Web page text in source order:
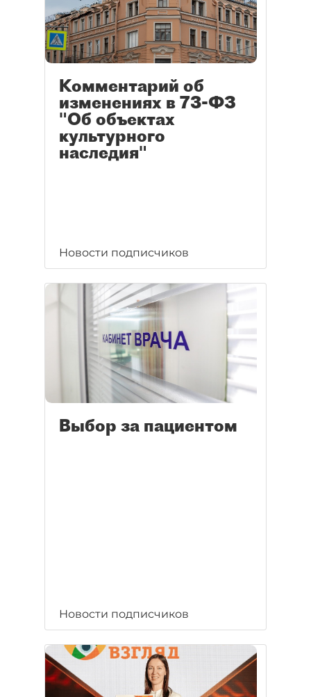
Комментарий об
изменениях в 73-ФЗ
"Об объектах
культурного
наследия"
Новости подписчиков
Выбор за пациентом
Новости подписчиков